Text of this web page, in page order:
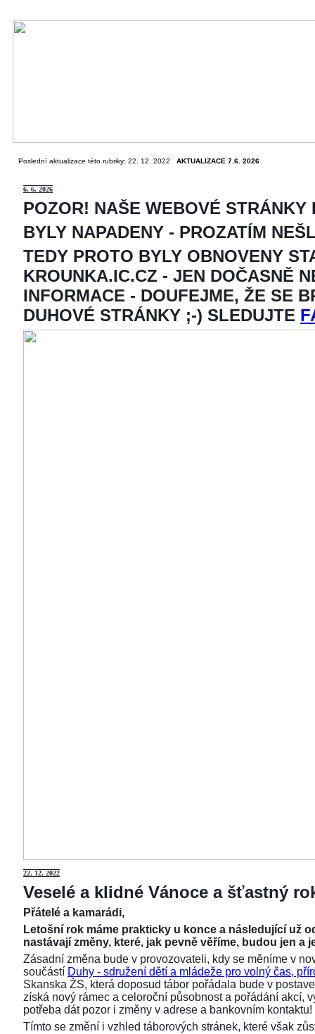
Poslední aktualizace této rubriky: 22. 12. 2022 AKTUALIZACE 7.6. 2026
6. 6. 2026
POZOR! NAŠE WEBOVÉ STRÁNKY
BYLY NAPADENY - PROZATÍM
TEDY PROTO BYLY OBNOVENY
KROUNKA.IC.CZ - JEN DOČASNĚ
INFORMACE - DOUFEJME, ŽE SE
DUHOVÉ STRÁNKY ;-) SLEDUJTE
22. 12. 2022
Veselé a klidné Vánoce a šťastný
Přátelé a kamarádi,
Letošní rok máme prakticky u konce a následující už
nastávají změny, které, jak pevně věříme, budou jen a
Zásadní změna bude v provozovateli, kdy se měníme v
součástí Duhy - sdružení dětí a mládeže pro volný čas,
Skanska ŽS, která doposud tábor pořádala bude v
získá nový rámec a celoroční působnost a pořádání akcí,
potřeba dát pozor i změny v adrese a bankovním kontaktu!
Tímto se změní i vzhled táborových stránek, které však